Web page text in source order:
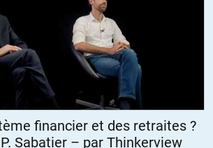
financier et des retraites ?
Sabatier – par Thinkerview